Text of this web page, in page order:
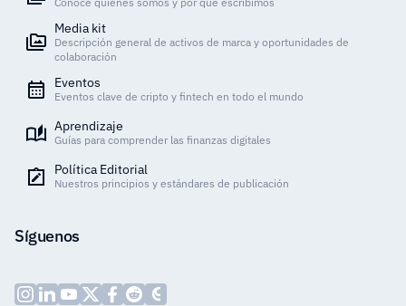
Media kit
Descripción general de activos de marca y oportunidades de
colaboración
Eventos
Eventos clave de cripto y fintech en todo el mundo
Aprendizaje
Guías para comprender las finanzas digitales
Política Editorial
Nuestros principios y estándares de publicación
Síguenos